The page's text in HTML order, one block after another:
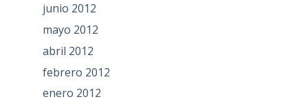
junio 2012
mayo 2012
abril 2012
febrero 2012
enero 2012